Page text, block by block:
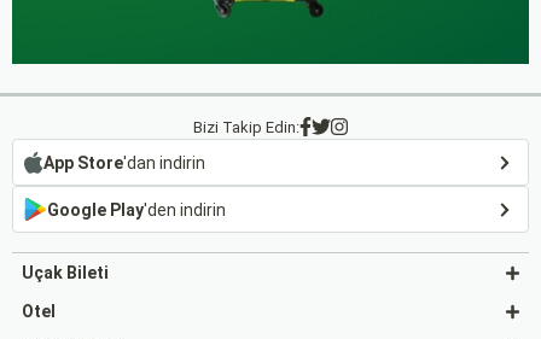
Bizi Takip Edin:
App Store'dan indirin
Google Play'den indirin
Uçak Bileti
Otel